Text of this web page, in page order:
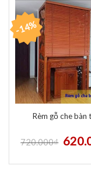
-14%
Rèm gỗ che bàn
720.000₫